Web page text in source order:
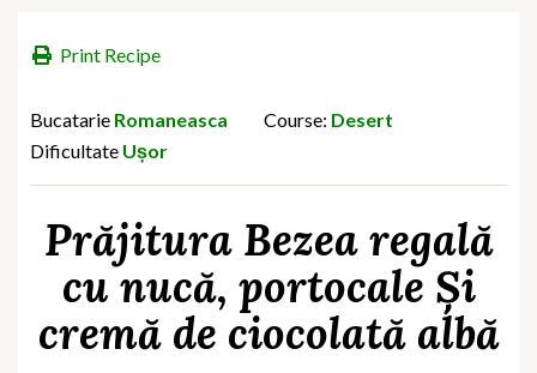
Print Recipe
Bucatarie Romaneasca Course: Desert
Dificultate Ușor
Prăjitura Bezea regală
cu nucă, portocale Și
cremă de ciocolată albă